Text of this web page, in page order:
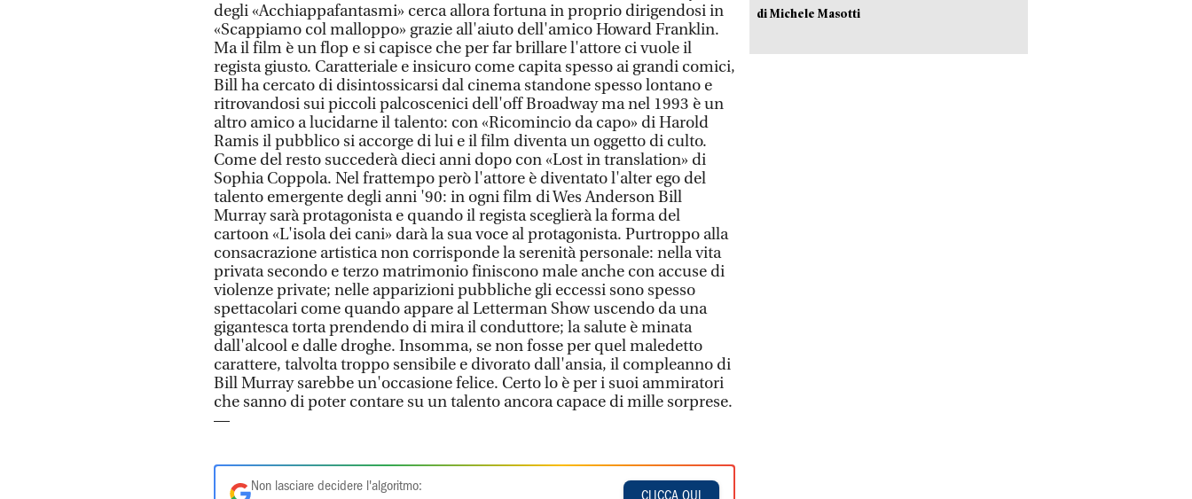
degli «Acchiappafantasmi» cerca allora fortuna in proprio dirigendosi in
«Scappiamo col malloppo» grazie all'aiuto dell'amico Howard Franklin.
Ma il film è un flop e si capisce che per far brillare l'attore ci vuole il
regista giusto. Caratteriale e insicuro come capita spesso ai grandi comici,
Bill ha cercato di disintossicarsi dal cinema standone spesso lontano e
ritrovandosi sui piccoli palcoscenici dell'off Broadway ma nel 1993 è un
altro amico a lucidarne il talento: con «Ricomincio da capo» di Harold
Ramis il pubblico si accorge di lui e il film diventa un oggetto di culto.
Come del resto succederà dieci anni dopo con «Lost in translation» di
Sophia Coppola. Nel frattempo però l'attore è diventato l'alter ego del
talento emergente degli anni '90: in ogni film di Wes Anderson Bill
Murray sarà protagonista e quando il regista sceglierà la forma del
cartoon «L'isola dei cani» darà la sua voce al protagonista. Purtroppo alla
consacrazione artistica non corrisponde la serenità personale: nella vita
privata secondo e terzo matrimonio finiscono male anche con accuse di
violenze private; nelle apparizioni pubbliche gli eccessi sono spesso
spettacolari come quando appare al Letterman Show uscendo da una
gigantesca torta prendendo di mira il conduttore; la salute è minata
dall'alcool e dalle droghe. Insomma, se non fosse per quel maledetto
carattere, talvolta troppo sensibile e divorato dall'ansia, il compleanno di
Bill Murray sarebbe un'occasione felice. Certo lo è per i suoi ammiratori
che sanno di poter contare su un talento ancora capace di mille sorprese.
—
Non lasciare decidere l'algoritmo:
CLICCA QUI
di Michele Masotti